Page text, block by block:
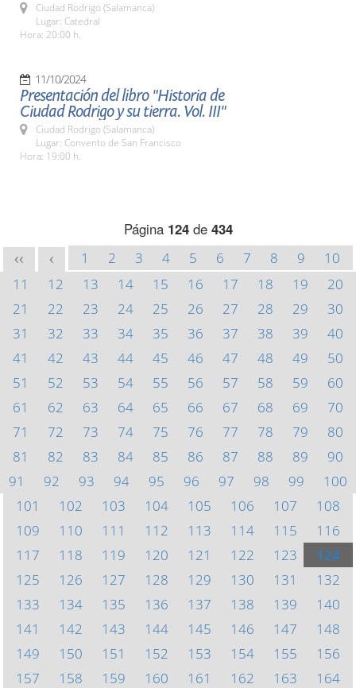
Ciudad Rodrigo (Salamanca)
Lugar: Catedral
Hora: 20:00 h.
11/10/2024
Presentación del libro "Historia de
Ciudad Rodrigo y su tierra. Vol. III"
Ciudad Rodrigo (Salamanca)
Lugar: Convento de San Francisco
Hora: 19:00 h.
Página 124de 434
<< < 1 2 3 4 5 6 7 8 9
10
11
12 13 14 15 16 17 18 19
20
21
22 23 24 25 26 27 28 29
30
31
32 33 34 35 36 37 38 39
40
41
42 43 44 45 46 47 48 49
50
51
52 53 54 55 56 57 58 59
60
61
62 63 64 65 66 67 68 69
70
71
72 73 74 75 76 77 78 79
80
81
82 83 84 85 86 87 88 89
90
91
92 93 94 95 96 97 98 99
100
101
102 103 104 105 106 107
108
109
110 111 112 113 114 115
116
117
118 119 120 121 122 123
124
125
126 127 128 129 130 131
132
133
134 135 136 137 138 139
140
141
142 143 144 145 146 147
148
149
150 151 152 153 154 155
156
157
158 159 160 161 162 163
164